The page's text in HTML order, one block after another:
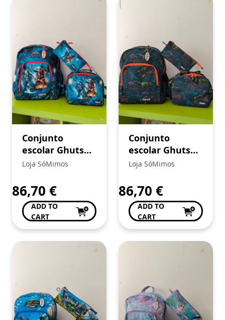
Conjunto
escolar Ghuts
plazy zone 07
Loja SóMimos
86,70 €
ADD TO
CART
Conjunto
escolar Ghuts
dino crew 06
Loja SóMimos
86,70 €
ADD TO
CART